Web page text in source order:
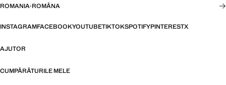
ROMANIA·ROMÂNA
INSTAGRAMFACEBOOKYOUTUBETIKTOKSPOTIFYPINTERESTX
AJUTOR
CUMPĂRĂTURILE MELE